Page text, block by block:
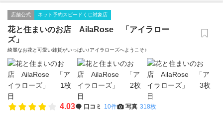
店舗公式 ネット予約スピードくじ対象店
花と住まいのお店 AilaRose 「アイラロー
ズ」
綺麗なお花と可愛い雑貨がいっぱい♪アイラローズへようこそ♪
4.03 口コミ 10件 写真 318枚